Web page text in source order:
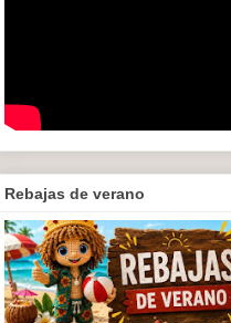
Rebajas de verano